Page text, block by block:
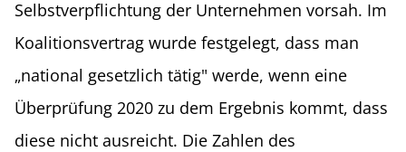
Selbstverpflichtung der Unternehmen vorsah. Im
Koalitionsvertrag wurde festgelegt, dass man
„national gesetzlich tätig" werde, wenn eine
Überprüfung 2020 zu dem Ergebnis kommt, dass
diese nicht ausreicht. Die Zahlen des